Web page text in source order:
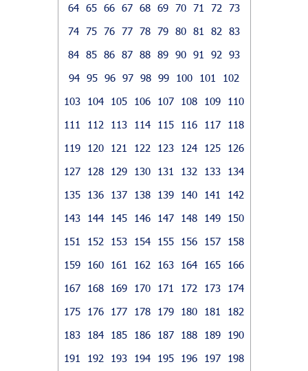
64 65 66 67 68 69 70 71 72
73
74 75 76 77 78 79 80 81 82
83
84 85 86 87 88 89 90 91 92
93
94 95 96 97 98 99 100 101
102
103
104 105 106 107 108 109
110
111
112 113 114 115 116 117
118
119
120 121 122 123 124 125
126
127
128 129 130 131 132 133
134
135
136 137 138 139 140 141
142
143
144 145 146 147 148 149
150
151
152 153 154 155 156 157
158
159
160 161 162 163 164 165
166
167
168 169 170 171 172 173
174
175
176 177 178 179 180 181
182
183
184 185 186 187 188 189
190
191
192 193 194 195 196 197
198